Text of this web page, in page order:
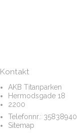
Kontakt
AKB Titanparken
Hermodsgade 18
2200
Telefonnr.: 35838940
Sitemap